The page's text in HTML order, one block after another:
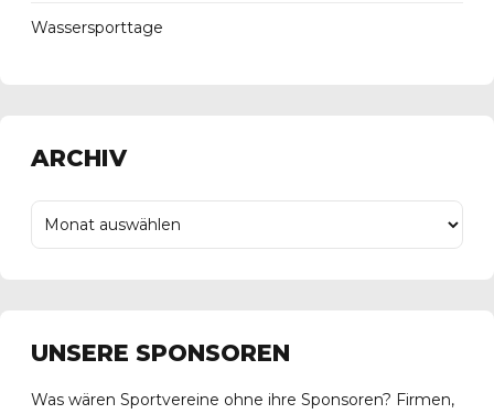
Wassersporttage
ARCHIV
UNSERE SPONSOREN
Was wären Sportvereine ohne ihre Sponsoren? Firmen,